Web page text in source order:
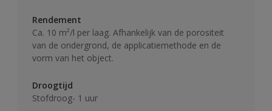
Rendement
Ca. 10 m²/l per laag. Afhankelijk van de porositeit
van de ondergrond, de applicatiemethode en de
vorm van het object.
Droogtijd
Stofdroog- 1 uur